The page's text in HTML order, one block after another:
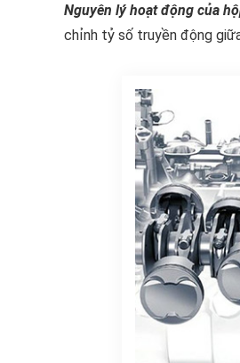
Nguyên lý hoạt động của
chỉnh tỷ số truyền động